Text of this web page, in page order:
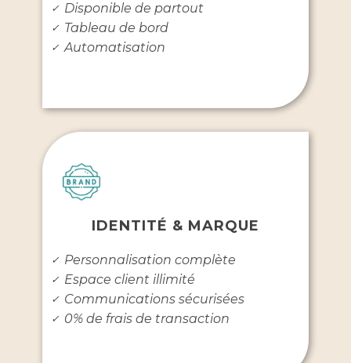
✓ Disponible de partout
✓ Tableau de bord
✓ Automatisation
IDENTITÉ & MARQUE
✓ Personnalisation complète
✓ Espace client illimité
✓ Communications sécurisées
✓ 0% de frais de transaction